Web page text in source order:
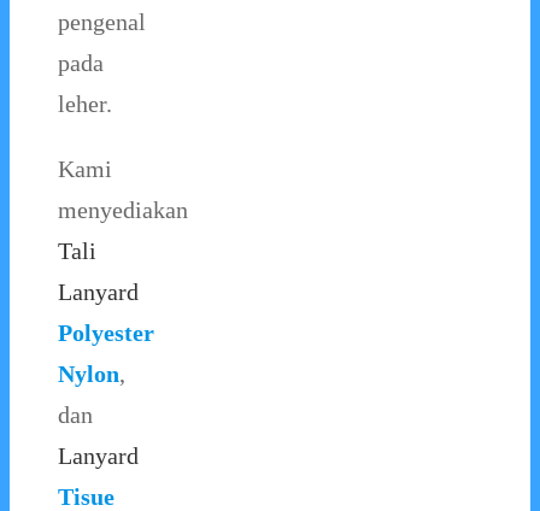
pengenal
pada
leher.
Kami
menyediakan
Tali
Lanyard
Polyester
Nylon,
dan
Lanyard
Tisue